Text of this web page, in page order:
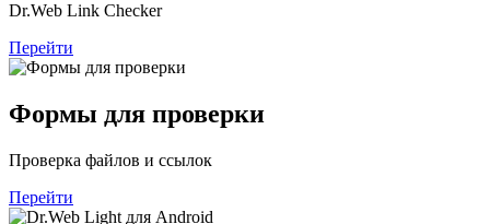
Dr.Web Link Checker
Перейти
Формы для проверки
Проверка файлов и ссылок
Перейти